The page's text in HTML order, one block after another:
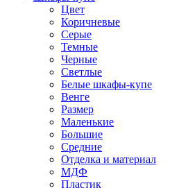
Цвет
Коричневые
Серые
Темные
Черные
Светлые
Белые шкафы-купе
Венге
Размер
Маленькие
Большие
Средние
Отделка и материал
МДФ
Пластик